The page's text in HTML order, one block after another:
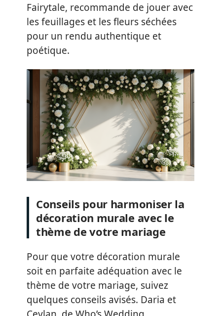
Fairytale, recommande de jouer avec
les feuillages et les fleurs séchées
pour un rendu authentique et
poétique.
Conseils pour harmoniser la
décoration murale avec le
thème de votre mariage
Pour que votre décoration murale
soit en parfaite adéquation avec le
thème de votre mariage, suivez
quelques conseils avisés. Daria et